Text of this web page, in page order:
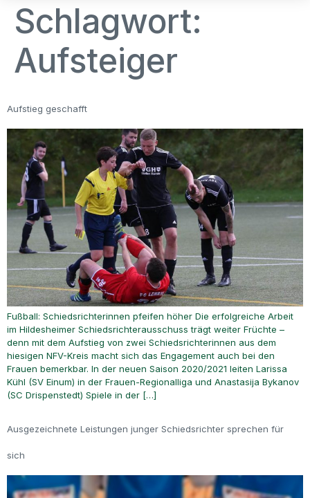
Schlagwort:
Aufsteiger
Aufstieg geschafft
Fußball: Schiedsrichterinnen pfeifen höher Die erfolgreiche Arbeit
im Hildesheimer Schiedsrichterausschuss trägt weiter Früchte –
denn mit dem Aufstieg von zwei Schiedsrichterinnen aus dem
hiesigen NFV-Kreis macht sich das Engagement auch bei den
Frauen bemerkbar. In der neuen Saison 2020/2021 leiten Larissa
Kühl (SV Einum) in der Frauen-Regionalliga und Anastasija Bykanov
(SC Drispenstedt) Spiele in der […]
Ausgezeichnete Leistungen junger Schiedsrichter sprechen für
sich